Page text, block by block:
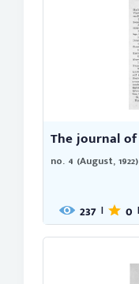
The journal
no. 4 (August, 1922)
237 | 0 |